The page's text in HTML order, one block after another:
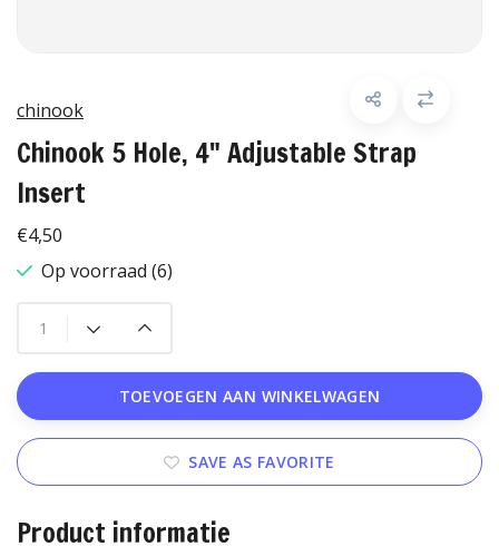
chinook
Chinook 5 Hole, 4" Adjustable Strap
Insert
€4,50
Op voorraad (6)
TOEVOEGEN AAN WINKELWAGEN
SAVE AS FAVORITE
Product informatie